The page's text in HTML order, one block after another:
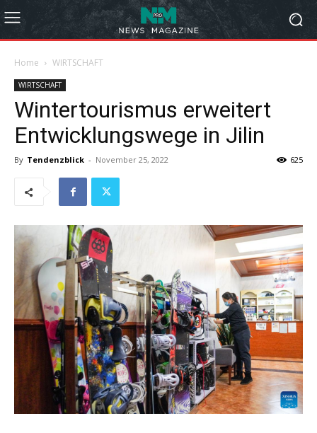
Home WIRTSCHAFT
WIRTSCHAFT
Wintertourismus erweitert
Entwicklungswege in Jilin
By Tendenzblick - November 25, 2022 625